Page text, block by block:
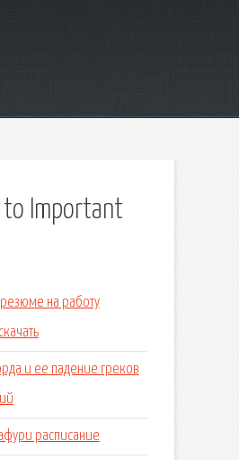
to Important
резюме на работу
и ее падение греков
расписание